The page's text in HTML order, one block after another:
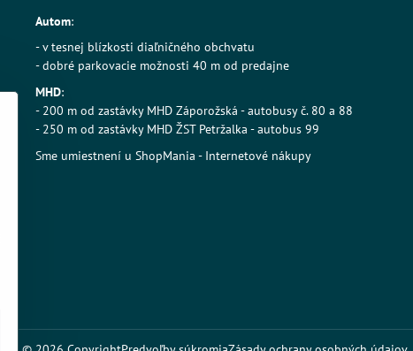
Autom:
- v tesnej blízkosti diaľničného obchvatu
- dobré parkovacie možnosti 40 m od predajne
MHD:
- 200 m od zastávky MHD Záporožská - autobusy č. 80 a 88
- 250 m od zastávky MHD ŽST Petržalka - autobus 99
Sme umiestnení u ShopMania - Internetové nákupy